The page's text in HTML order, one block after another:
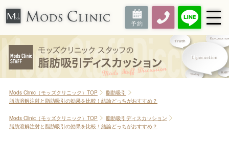
Mods Clinic（モッズクリニック）TOP
脂肪吸引
脂肪溶解注射と脂肪吸引の効果を比較！結論どっちがおすすめ？
Mods Clinic（モッズクリニック）TOP
脂肪吸引ディスカッション
脂肪溶解注射と脂肪吸引の効果を比較！結論どっちがおすすめ？